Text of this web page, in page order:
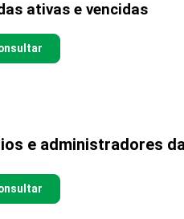
ativas e vencidas
e administradores